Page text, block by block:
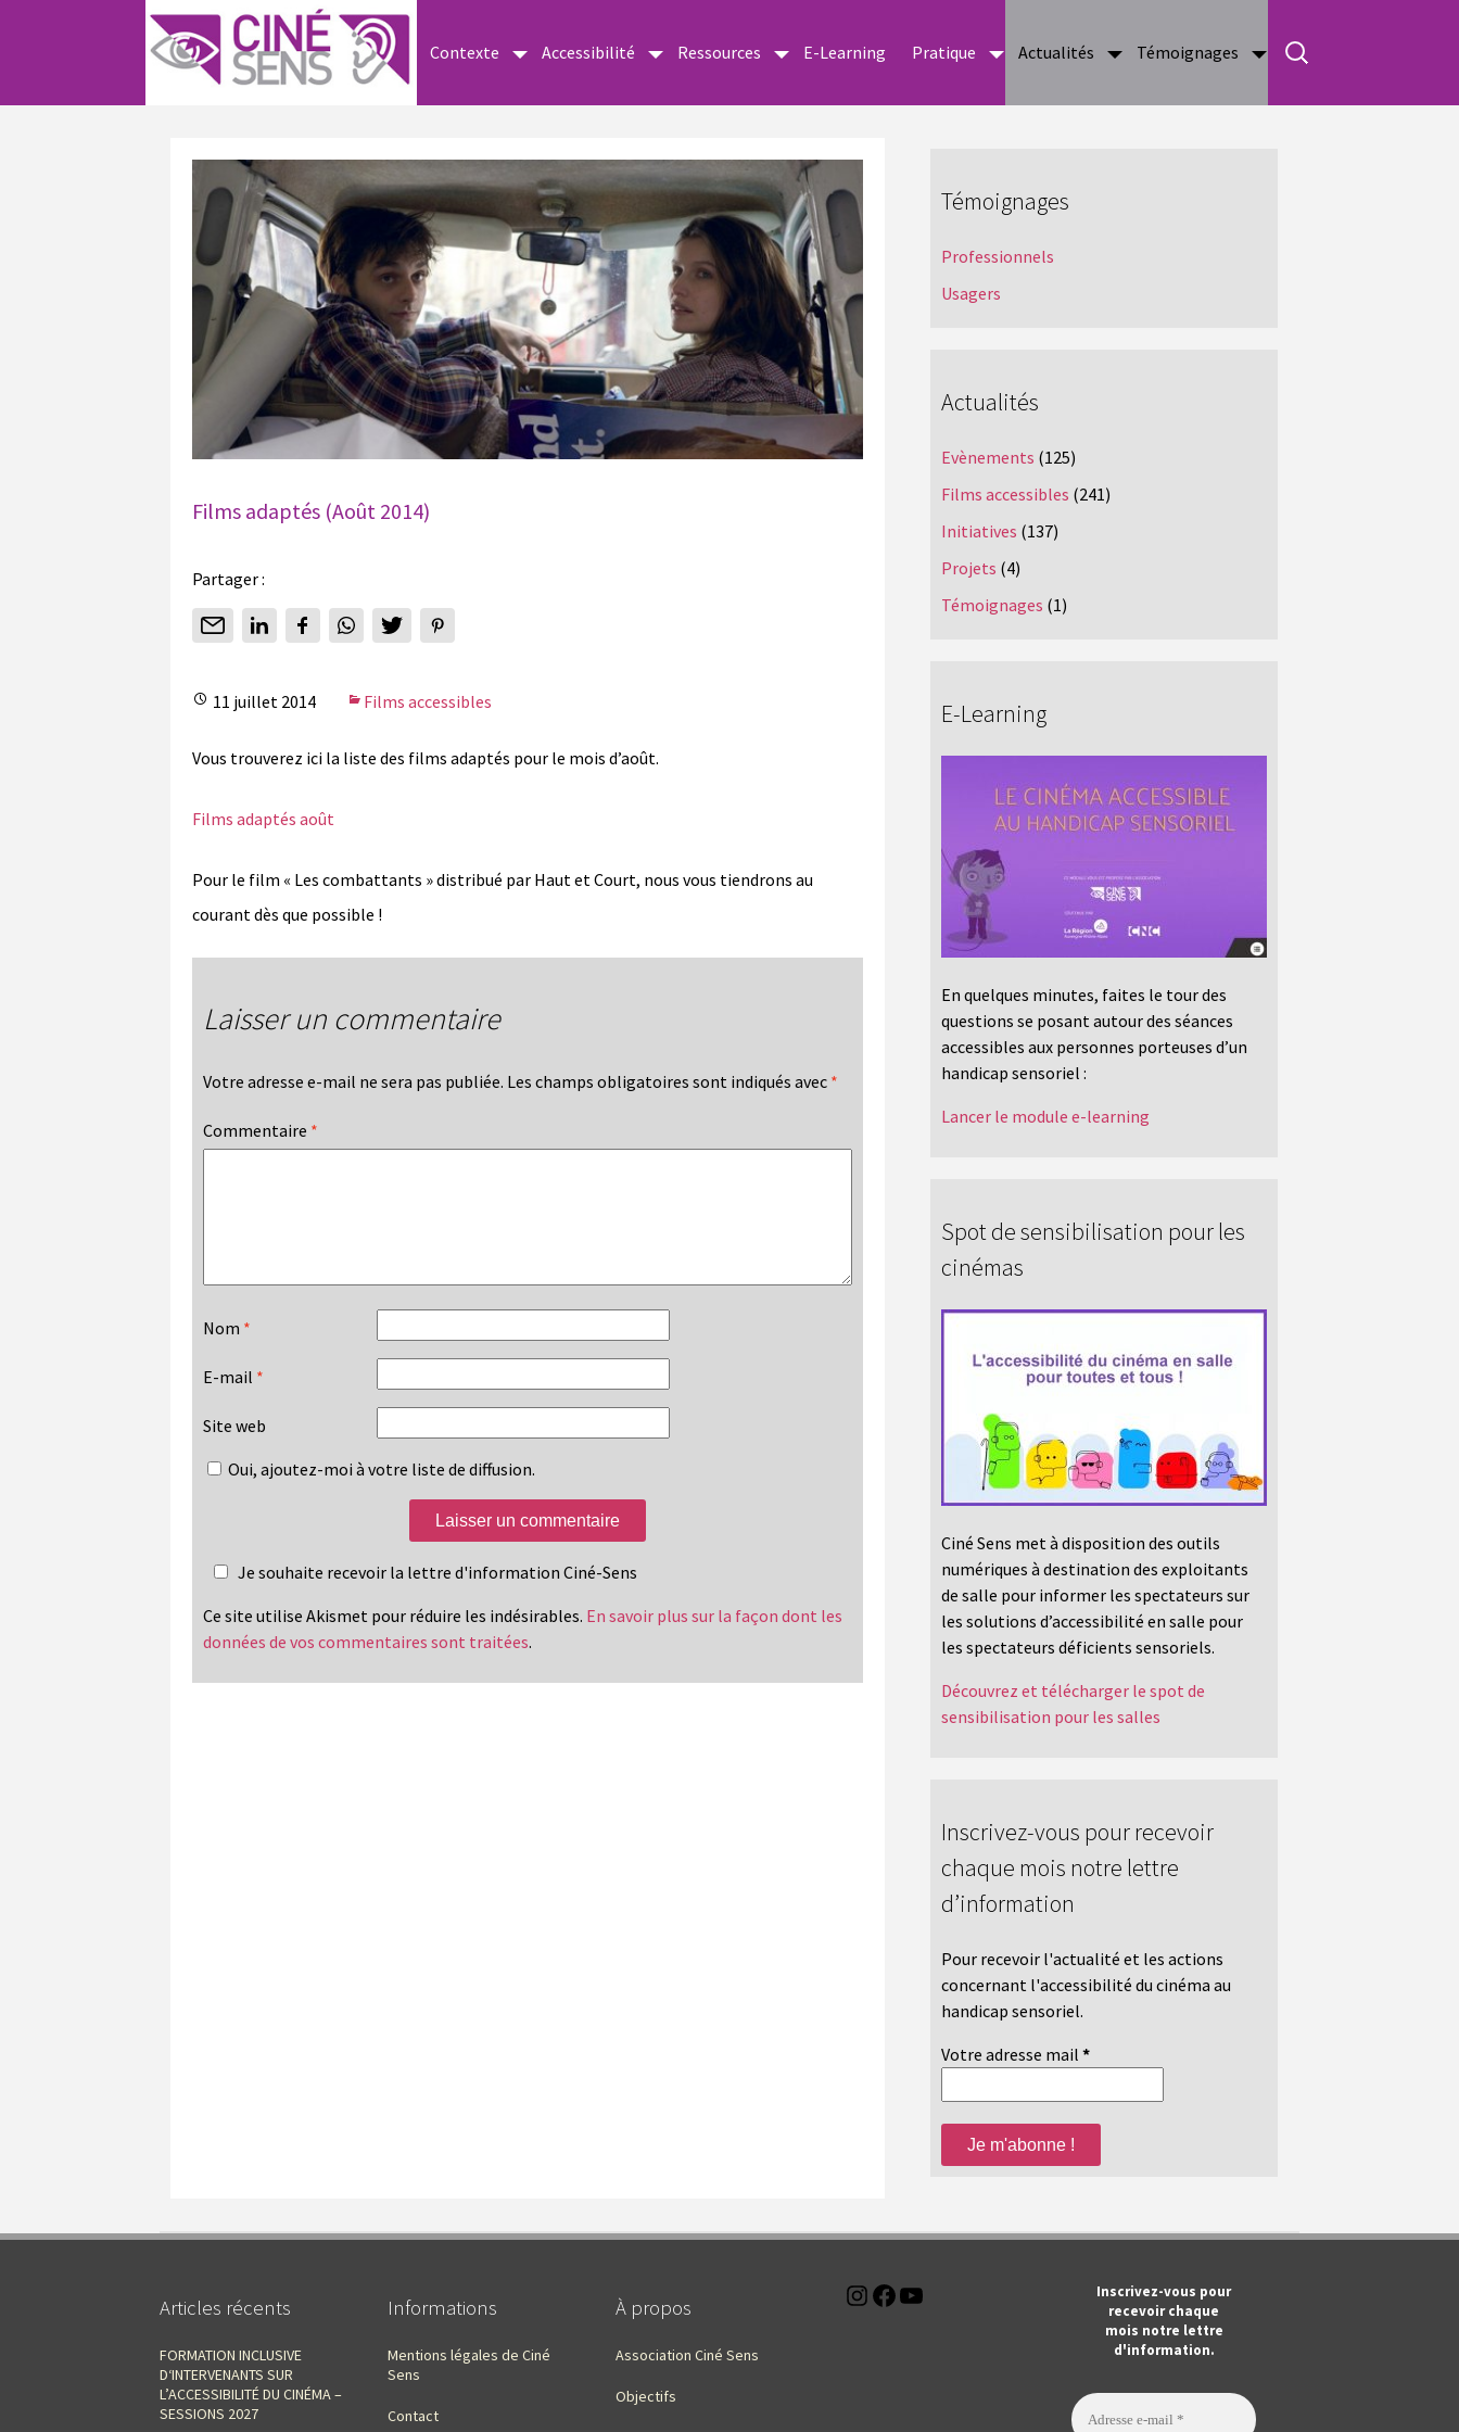
Contexte Accessibilité Ressources E-Learning Pratique Actualités Témoignages
Films adaptés (Août 2014)
Partager :
11 juillet 2014 Films accessibles
Vous trouverez ici la liste des films adaptés pour le mois d’août.
Films adaptés août
Pour le film « Les combattants » distribué par Haut et Court, nous vous tiendrons au
courant dès que possible !
Laisser un commentaire
Votre adresse e-mail ne sera pas publiée. Les champs obligatoires sont indiqués avec *
Commentaire *
Nom *
E-mail *
Site web
Oui, ajoutez-moi à votre liste de diffusion.
Je souhaite recevoir la lettre d'information Ciné-Sens
Ce site utilise Akismet pour réduire les indésirables. En savoir plus sur la façon dont les
données de vos commentaires sont traitées.
Témoignages
Professionnels
Usagers
Actualités
Evènements (125)
Films accessibles (241)
Initiatives (137)
Projets (4)
Témoignages (1)
E-Learning
En quelques minutes, faites le tour des
questions se posant autour des séances
accessibles aux personnes porteuses d’un
handicap sensoriel :
Lancer le module e-learning
Spot de sensibilisation pour les
cinémas
Ciné Sens met à disposition des outils
numériques à destination des exploitants
de salle pour informer les spectateurs sur
les solutions d’accessibilité en salle pour
les spectateurs déficients sensoriels.
Découvrez et télécharger le spot de
sensibilisation pour les salles
Inscrivez-vous pour recevoir
chaque mois notre lettre
d’information
Pour recevoir l'actualité et les actions
concernant l'accessibilité du cinéma au
handicap sensoriel.
Votre adresse mail *
Articles récents
FORMATION INCLUSIVE
D‘INTERVENANTS SUR
L’ACCESSIBILITÉ DU CINÉMA –
SESSIONS 2027
Informations
Mentions légales de Ciné
Sens
Contact
À propos
Association Ciné Sens
Objectifs
Instagram
Facebook
Inscrivez-vous pour
recevoir chaque
mois notre lettre
d'information.